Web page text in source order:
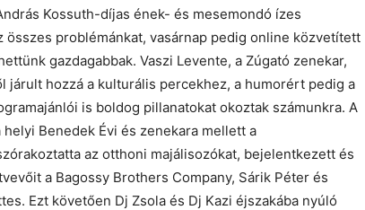
Kossuth-díjas ének- és mesemondó ízes
problémánkat, vasárnap pedig online közvetített
gazdagabbak. Vaszi Levente, a Zúgató zenekar,
járult hozzá a kulturális percekhez, a humorért pedig a
is boldog pillanatokat okoztak számunkra. A
Benedek Évi és zenekara mellett a
az otthoni majálisozókat, bejelentkezett és
a Bagossy Brothers Company, Sárik Péter és
Ezt követően Dj Zsola és Dj Kazi éjszakába nyúló